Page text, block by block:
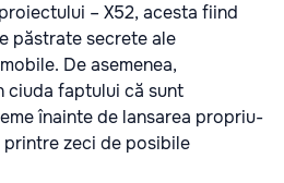
– X52, acesta fiind
păstrate secrete ale
De asemenea,
ciuda faptului că sunt
înainte de lansarea propriu-
printre zeci de posibile